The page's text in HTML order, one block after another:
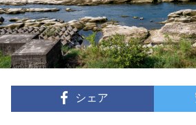
シェア